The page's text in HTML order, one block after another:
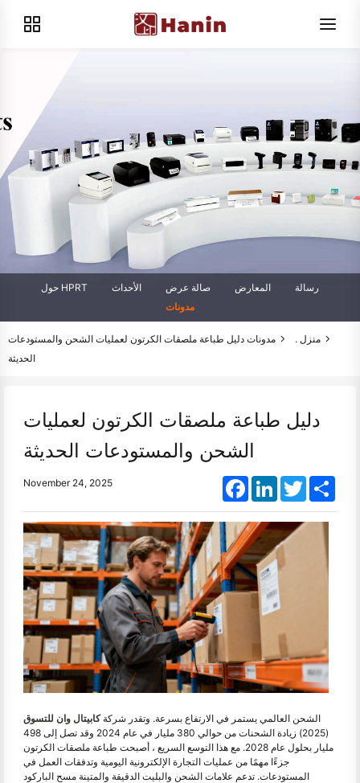
حول HPRT الأحداث صالة عرض المعارض
رسالة
مدونات
منزل . مدونات دليل طباعة ملصقات الكرتون لعمليات الشحن والمستودعات
الحديثة
دليل طباعة ملصقات الكرتون لعمليات
الشحن والمستودعات الحديثة
November 24, 2025 FacebookLinkedInTwitter
الشحن العالمي يستمر في الارتفاع بسرعة. وتقدر شركةكابيتال وان للتسوق
(2025) زيادة الشحنات من حوالي 380 مليار في عام 2024 وقد تصل إلى 498
مليار بحلول عام 2028. مع هذا التوسع السريع ، أصبحت طباعة ملصقات الكرتون
جزءًا مهمًا من عمليات التجارة الإلكترونية اليومية وتدفقات العمل في
المستودعات. تدعم علامات الشحن والبليت الدقيقة والمتينة مسح الباركود